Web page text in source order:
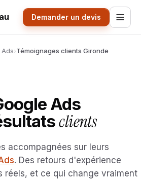
Demander un devis
›Témoignages clients Gironde
Ads
clients
accompagnées sur leurs
. Des retours d'expérience
réels, et ce qui change vraiment